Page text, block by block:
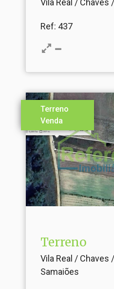
Vila Real / Chaves
Ref: 437
Terreno
Venda
Terreno
Vila Real / Chaves
Samaiões